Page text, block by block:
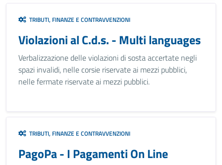
TRIBUTI, FINANZE E CONTRAVVENZIONI
Violazioni al C.d.s. - Multi languages
Verbalizzazione delle violazioni di sosta accertate negli
spazi invalidi, nelle corsie riservate ai mezzi pubblici,
nelle fermate riservate ai mezzi pubblici.
TRIBUTI, FINANZE E CONTRAVVENZIONI
PagoPa - I Pagamenti On Line